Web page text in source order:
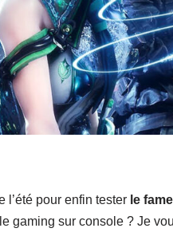
l’été pour enfin tester le
gaming sur console ? Je